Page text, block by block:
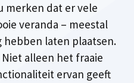
merken dat er vele
veranda – meestal
hebben laten plaatsen.
alleen het fraaie
ervan geeft